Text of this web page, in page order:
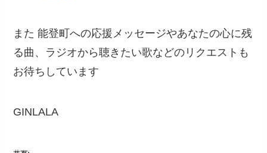
また 能登町への応援メッセージやあなたの心に残
る曲、ラジオから聴きたい歌などのリクエストも
お待ちしています
GINLALA